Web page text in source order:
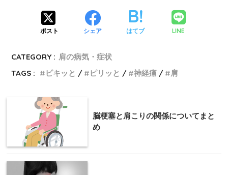
ポスト シェア はてブ LINE
CATEGORY : 肩の病気・症状
TAGS :
ピキッと ピリッと 神経痛 肩
脳梗塞と肩こりの関係についてまと
め